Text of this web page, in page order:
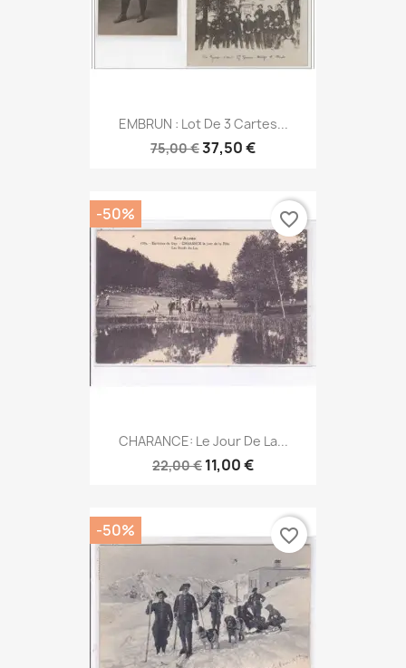
EMBRUN : Lot De 3 Cartes...
75,00 €37,50 €
CHARANCE: Le Jour De La...
22,00 € 11,00 €
-50% favorite_border
-50% favorite_border